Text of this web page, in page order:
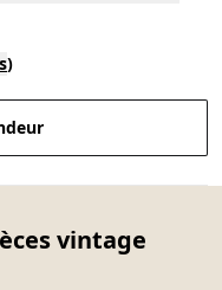
)
vintage